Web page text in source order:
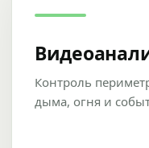
Контроль
дыма, огня и